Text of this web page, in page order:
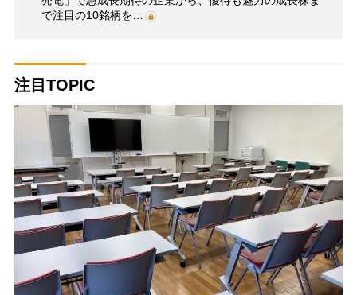
で注目の10銘柄を…
注目TOPIC